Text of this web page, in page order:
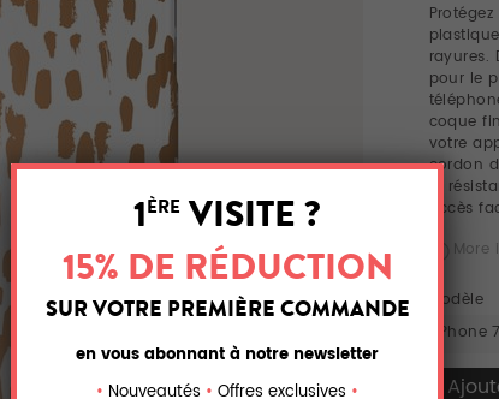
rayures.
pour le
coque
votre
cordon
la
accès
Modèle
iPhone